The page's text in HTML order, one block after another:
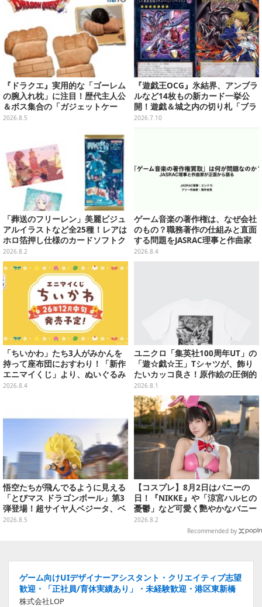
『ドラクエ』実用的な「ゴーレム
の腕入れ枕」に注目！歴代主人公
＆ボス集合の「ガジェットケー
ス」ほか9プライズが8月順次展開
2026.8.5
『遊戯王OCG』氷結界、アンブラ
ルなど14枚もの新カード一挙公
開！遊戯＆城之内の切り札「ブラ
ック・デーモンズ・ドラゴン」も
新たな装いで登場
2026.7.10
「葬送のフリーレン」美麗ビジュ
アルイラストなど全25種！レアは
ホロ箔押し仕様のカードソフトク
ッキー
2026.8.2
ゲーム音楽の著作権は、なぜ会社
のもの？職務著作の仕組みと直面
する問題をJASRAC理事と作曲家
が徹底解説【CEDEC 2026】
2026.8.4
「ちいかわ」たち3人がみかんを
持って座布団におすわり！「新作
エニマイくじ」より、ぬいぐるみ
画像が初公開
2026.8.4
ユニクロ「集英社100周年UT」の
「遊☆戯☆王」Tシャツが、飾り
たいカッコ良さ！原作絵の圧倒的
な存在感に痺れる
2026.8.1
悟空たちが飛んでるように見える
「とびマス ドラゴンボール」第3
弾登場！超サイヤ人ベジータ、ベ
ジットなど全6種
2026.8.5
【コスプレ】8月2日はバニーの
日！『NIKKE』や「涼宮ハルヒの
憂鬱」など可愛く艷やかなバニー
ガールの美女レイヤーまとめ【写
2026.8.2
Recommended by
ゲーム向けUIデザイナーアシスタント・クリエイティブ志望
歓迎・「正社員/育休実績あり」・未経験歓迎・港区東新橋
株式会社LOP